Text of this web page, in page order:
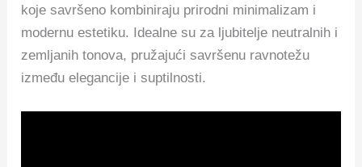
koje savršeno kombiniraju prirodni minimalizam i
modernu estetiku. Idealne su za ljubitelje neutralnih i
zemljanih tonova, pružajući savršenu ravnotežu
između elegancije i suptilnosti.